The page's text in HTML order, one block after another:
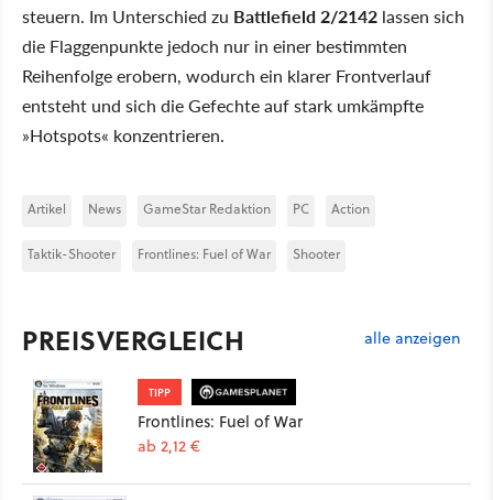
steuern. Im Unterschied zu Battlefield 2/2142 lassen sich
die Flaggenpunkte jedoch nur in einer bestimmten
Reihenfolge erobern, wodurch ein klarer Frontverlauf
entsteht und sich die Gefechte auf stark umkämpfte
»Hotspots« konzentrieren.
Artikel News GameStar Redaktion PC Action
Taktik-Shooter Frontlines: Fuel of War Shooter
PREISVERGLEICH alle anzeigen
TIPP
Frontlines: Fuel of War
ab 2,12 €